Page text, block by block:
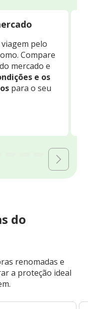
pelo
Compare
mercado e
e os
para o seu
do
renomadas e
a proteção ideal